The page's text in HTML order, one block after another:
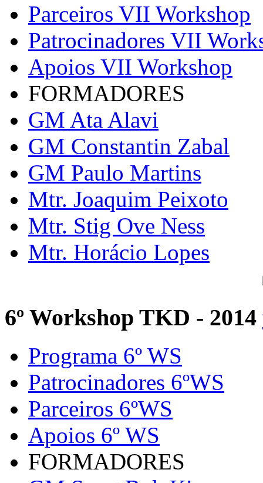
Parceiros VII Workshop
Patrocinadores VII
Apoios VII Workshop
FORMADORES
GM Ata Alavi
GM Constantin Zabal
GM Paulo Martins
Mtr. Joaquim Peixoto
Mtr. Stig Ove Ness
Mtr. Horácio Lopes
6º Workshop TKD - 2014
Programa 6º WS
Patrocinadores 6ºWS
Parceiros 6ºWS
Apoios 6º WS
FORMADORES